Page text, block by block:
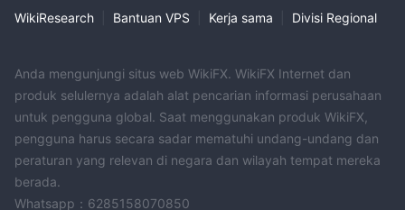
WikiResearch Bantuan VPS Kerja sama Divisi Regional
Anda mengunjungi situs web WikiFX. WikiFX Internet dan
produk selulernya adalah alat pencarian informasi perusahaan
untuk pengguna global. Saat menggunakan produk WikiFX,
pengguna harus secara sadar mematuhi undang-undang dan
peraturan yang relevan di negara dan wilayah tempat mereka
berada.
Whatsapp：6285158070850